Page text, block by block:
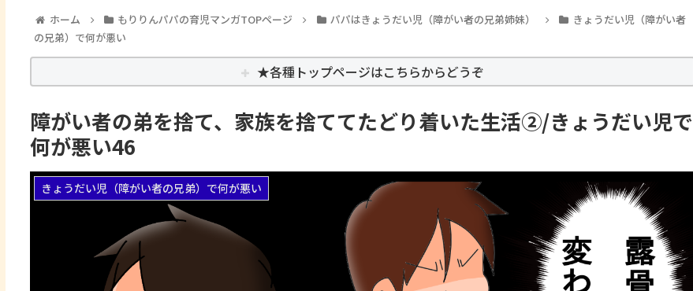
ホーム もりりんパパの育児マンガTOPページ パパはきょうだい児（障がい者の兄弟姉妹）
きょうだい児（障がい者
の兄弟）で何が悪い
★各種トップページはこちらからどうぞ
障がい者の弟を捨て、家族を捨ててたどり着いた生活②/きょうだい児で
何が悪い46
きょうだい児（障がい者の兄弟）で何が悪い